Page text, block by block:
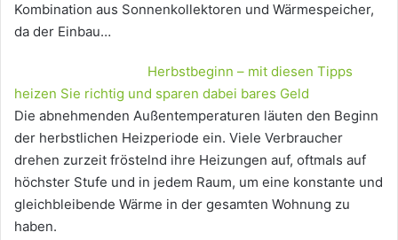
Kombination aus Sonnenkollektoren und Wärmespeicher,
da der Einbau…
Herbstbeginn – mit diesen Tipps
heizen Sie richtig und sparen dabei bares Geld
Die abnehmenden Außentemperaturen läuten den Beginn
der herbstlichen Heizperiode ein. Viele Verbraucher
drehen zurzeit fröstelnd ihre Heizungen auf, oftmals auf
höchster Stufe und in jedem Raum, um eine konstante und
gleichbleibende Wärme in der gesamten Wohnung zu
haben.